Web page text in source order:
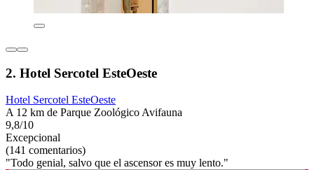
2. Hotel Sercotel EsteOeste
Hotel Sercotel EsteOeste
A 12 km de Parque Zoológico Avifauna
9,8/10
Excepcional
(141 comentarios)
"Todo genial, salvo que el ascensor es muy lento."